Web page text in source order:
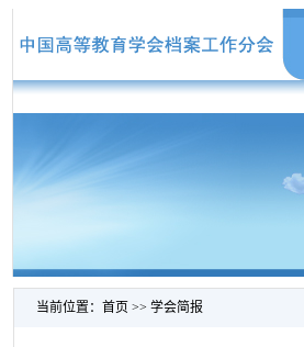
当前位置： 首页 >> 学会简报